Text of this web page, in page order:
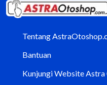
Tentang
Bantuan
Kunjungi Website